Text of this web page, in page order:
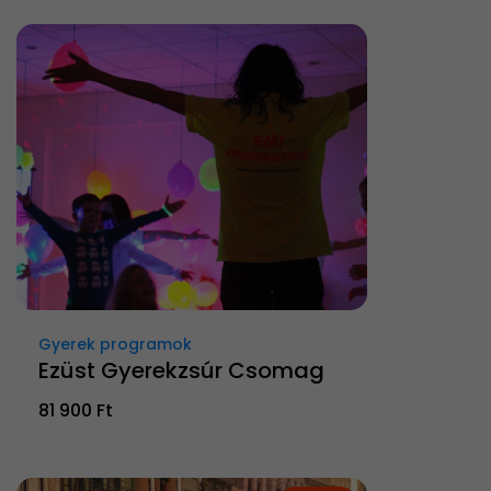
Gyerek programok
Ezüst Gyerekzsúr Csomag
81 900 Ft